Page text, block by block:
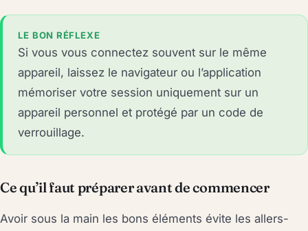
LE BON RÉFLEXE
Si vous vous connectez souvent sur le même
appareil, laissez le navigateur ou l’application
mémoriser votre session uniquement sur un
appareil personnel et protégé par un code de
verrouillage.
Ce qu’il faut préparer avant de commencer
Avoir sous la main les bons éléments évite les allers-